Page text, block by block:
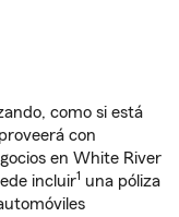
como si está
con
en White River
incluir1 una póliza